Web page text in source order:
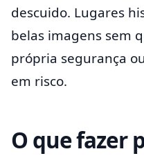
descuido. Lugares
belas imagens sem
própria segurança
em risco.
O que fazer